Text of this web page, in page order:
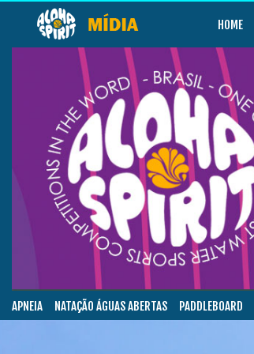
HOME
APNEIA NATAÇÃO ÁGUAS ABERTAS PADDLEBOARD